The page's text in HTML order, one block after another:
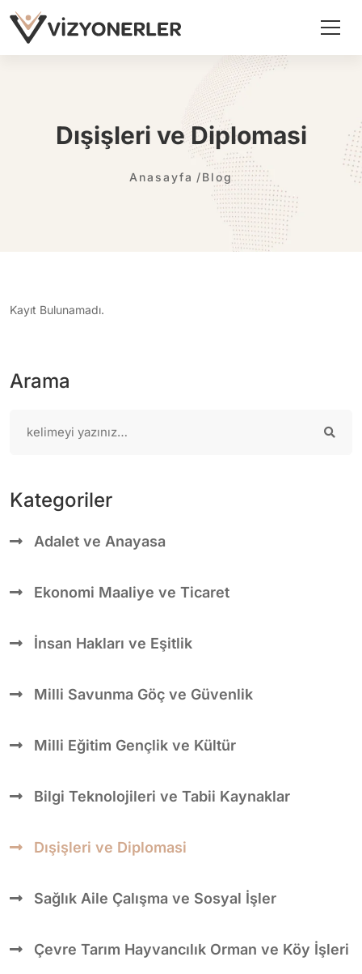
Dışişleri ve Diplomasi
Anasayfa Blog
Arama
Kategoriler
Adalet ve Anayasa
Ekonomi Maaliye ve Ticaret
İnsan Hakları ve Eşitlik
Milli Savunma Göç ve Güvenlik
Milli Eğitim Gençlik ve Kültür
Bilgi Teknolojileri ve Tabii Kaynaklar
Dışişleri ve Diplomasi
Sağlık Aile Çalışma ve Sosyal İşler
Çevre Tarım Hayvancılık Orman ve Köy İşleri
Kayıt Bulunamadı.